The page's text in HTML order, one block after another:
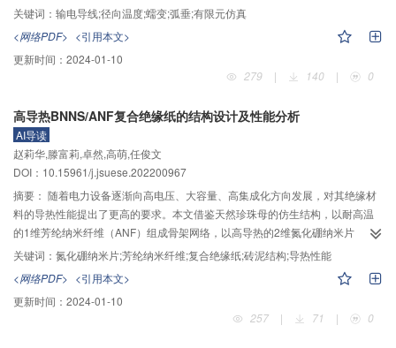
型，对不同运行状态下的输电导线进行有限元仿真，分析了不同运行状态下的
导线径向温度分布规律；其次，建立了考虑径向温差的导线应力、导线径向热
膨胀和蠕变的弧垂计算模型，基于力平衡原理研究了考虑径向温差的导线径向
热膨胀、导线应力与伸长量的关系，分析了蠕变与伸长量的关系，并通过伸长
量与弧垂的关系函数得到导线弧垂；最后，为了验证该弧垂计算模型的准确性
本现场实际运行的导线来说，蠕变对弧垂计算的准确性影响最大，其次是导线
径向温差，最后是径向热膨胀；在忽略导线径向温差、径向热膨胀和蠕变时，
弧垂计算的误差范围为−45.2%～−30.0%，最大误差高达45.2%，而本文的优
化模型计算误差小于1.1%；当忽略导线径向温差和径向热膨胀时，导线弧垂计
算存在误差，且随着径向温差增大，忽略导线径向温差和径向热膨胀带来的弧
垂计算误差也逐渐增大。
关键词： 输电导线;径向温度;蠕变;弧垂;有限元仿真
<网络PDF> <引用本文>
更新时间： 2024-01-10
279
| 140 | 0
高导热BNNS/ANF复合绝缘纸的结构设计及性能分析
AI导读
赵莉华,滕富莉,卓然,高萌,任俊文
DOI：10.15961/j.jsuese.202200967
摘要： 随着电力设备逐渐向高电压、大容量、高集成化方向发展，对其绝缘材
料的导热性能提出了更高的要求。本文借鉴天然珍珠母的仿生结构，以耐高温
的1维芳纶纳米纤维（ANF）组成骨架网络，以高导热的2维氮化硼纳米片
（BNNS）为功能基元，构筑复合绝缘纸。首先，利用柠檬酸锂充当表面活性
剂，将六方氮化硼（h–BN）通过超声与水热反应相结合的方法剥离成BNNS，
并对其微观形貌及分散特性进行研究；然后，采用浓碱去质子化法剥离Kevlar
纤维（AF）制得（ANF）；分别以ANF、BNNS为纳米基元，通过真空辅助抽
滤技术制备出BNNS/ANF复合绝缘纸，并对其微观形貌结构、导热性能、力学
关键词： 氮化硼纳米片;芳纶纳米纤维;复合绝缘纸;砖泥结构;导热性能
<网络PDF> <引用本文>
更新时间： 2024-01-10
257
| 71 | 0